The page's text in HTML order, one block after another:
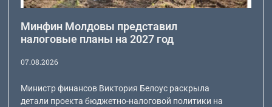
Минфин Молдовы представил
налоговые планы на 2027 год
07.08.2026
Министр финансов Виктория Белоус раскрыла
детали проекта бюджетно-налоговой политики на